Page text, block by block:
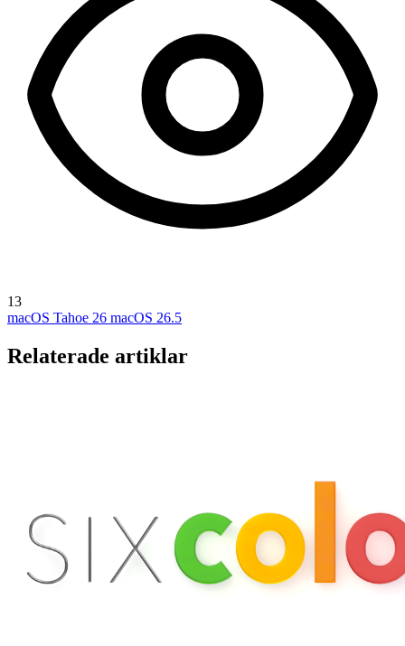
13
macOS Tahoe 26 macOS 26.5
Relaterade artiklar